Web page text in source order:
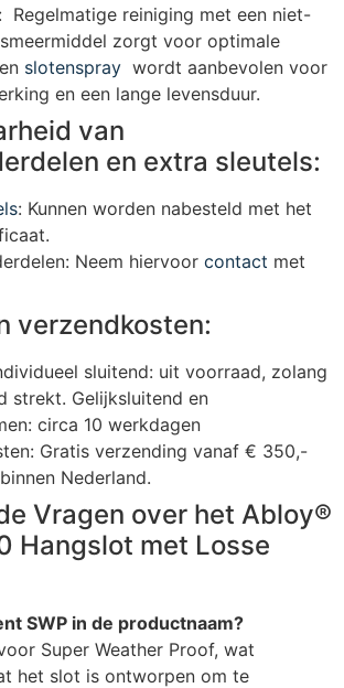
Regelmatige reiniging met een niet-
zorgt voor optimale
slotenspray wordt aanbevolen voor
en een lange levensduur.
van
en extra sleutels:
: Kunnen worden nabesteld met het
Neem hiervoor contact met
verzendkosten:
sluitend: uit voorraad, zolang
strekt. Gelijksluitend en
circa 10 werkdagen
Gratis verzending vanaf € 350,-
Nederland.
Vragen over het Abloy®
Hangslot met Losse
SWP in de productnaam?
Super Weather Proof, wat
het slot is ontworpen om te